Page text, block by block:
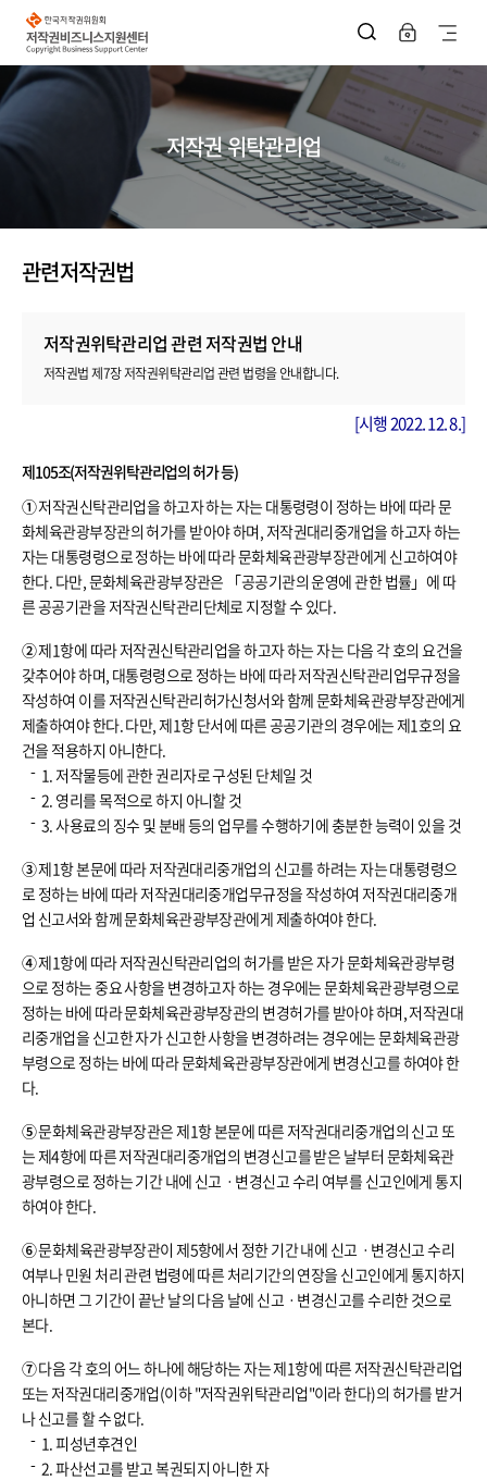
한
국
저
작
권
위
작
스
원
센
사
이
트
지
도
열
저작권 위탁관리업
관련저작권법
저작권위탁관리업 관련 저작권법 안내
저작권법 제7장 저작권위탁관리업 관련 법령을 안내합니다.
[시행 2022. 12. 8.]
제105조(저작권위탁관리업의 허가 등)
①저작권신탁관리업을 하고자 하는 자는 대통령령이 정하는 바에 따라 문
화체육관광부장관의 허가를 받아야 하며, 저작권대리중개업을 하고자 하는
자는 대통령령으로 정하는 바에 따라 문화체육관광부장관에게 신고하여야
한다. 다만, 문화체육관광부장관은 「공공기관의 운영에 관한 법률」에 따
른 공공기관을 저작권신탁관리단체로 지정할 수 있다.
②제1항에 따라 저작권신탁관리업을 하고자 하는 자는 다음 각 호의 요건을
갖추어야 하며, 대통령령으로 정하는 바에 따라 저작권신탁관리업무규정을
작성하여 이를 저작권신탁관리허가신청서와 함께 문화체육관광부장관에게
제출하여야 한다. 다만, 제1항 단서에 따른 공공기관의 경우에는 제1호의 요
건을 적용하지 아니한다.
1. 저작물등에 관한 권리자로 구성된 단체일 것
2. 영리를 목적으로 하지 아니할 것
3. 사용료의 징수 및 분배 등의 업무를 수행하기에 충분한 능력이 있을 것
③제1항 본문에 따라 저작권대리중개업의 신고를 하려는 자는 대통령령으
로 정하는 바에 따라 저작권대리중개업무규정을 작성하여 저작권대리중개
업 신고서와 함께 문화체육관광부장관에게 제출하여야 한다.
④제1항에 따라 저작권신탁관리업의 허가를 받은 자가 문화체육관광부령
으로 정하는 중요 사항을 변경하고자 하는 경우에는 문화체육관광부령으로
정하는 바에 따라 문화체육관광부장관의 변경허가를 받아야 하며, 저작권대
리중개업을 신고한 자가 신고한 사항을 변경하려는 경우에는 문화체육관광
부령으로 정하는 바에 따라 문화체육관광부장관에게 변경신고를 하여야 한
다.
⑤문화체육관광부장관은 제1항 본문에 따른 저작권대리중개업의 신고 또
는 제4항에 따른 저작권대리중개업의 변경신고를 받은 날부터 문화체육관
광부령으로 정하는 기간 내에 신고ㆍ변경신고 수리 여부를 신고인에게 통지
하여야 한다.
⑥문화체육관광부장관이 제5항에서 정한 기간 내에 신고ㆍ변경신고 수리
여부나 민원 처리 관련 법령에 따른 처리기간의 연장을 신고인에게 통지하지
아니하면 그 기간이 끝난 날의 다음 날에 신고ㆍ변경신고를 수리한 것으로
본다.
⑦다음 각 호의 어느 하나에 해당하는 자는 제1항에 따른 저작권신탁관리업
또는 저작권대리중개업(이하 "저작권위탁관리업"이라 한다)의 허가를 받거
나 신고를 할 수 없다.
1. 피성년후견인
2. 파산선고를 받고 복권되지 아니한 자